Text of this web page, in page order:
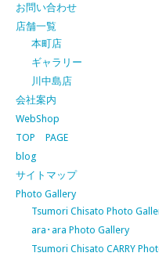
お問い合わせ
店舗一覧
本町店
ギャラリー
川中島店
会社案内
WebShop
TOP PAGE
blog
サイトマップ
Photo Gallery
Tsumori Chisato Photo
ara･ara Photo Gallery
Tsumori Chisato CARRY